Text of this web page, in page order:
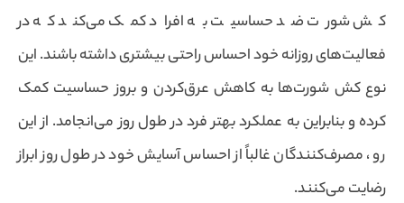
کش شورت ضد حساسیت به افراد کمک می‌کند که در
فعالیت‌های روزانه خود احساس راحتی بیشتری داشته باشند. این
نوع کش شورت‌ها به کاهش عرق‌کردن و بروز حساسیت کمک
کرده و بنابراین به عملکرد بهتر فرد در طول روز می‌انجامد. از این
رو ، مصرف‌کنندگان غالباً از احساس آسایش خود در طول روز ابراز
رضایت می‌کنند.